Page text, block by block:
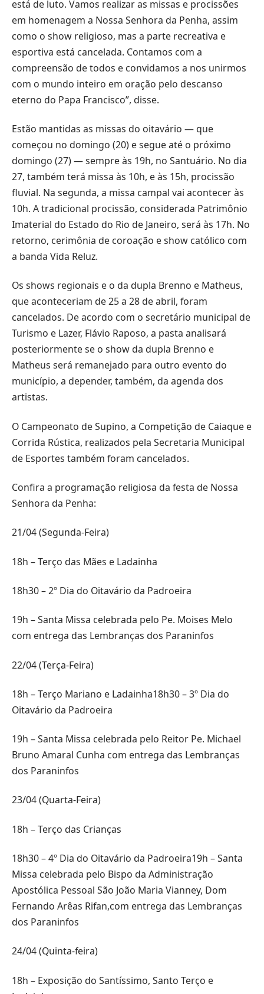
está de luto. Vamos realizar as missas e procissões
em homenagem a Nossa Senhora da Penha, assim
como o show religioso, mas a parte recreativa e
esportiva está cancelada. Contamos com a
compreensão de todos e convidamos a nos unirmos
com o mundo inteiro em oração pelo descanso
eterno do Papa Francisco”, disse.
Estão mantidas as missas do oitavário — que
começou no domingo (20) e segue até o próximo
domingo (27) — sempre às 19h, no Santuário. No dia
27, também terá missa às 10h, e às 15h, procissão
fluvial. Na segunda, a missa campal vai acontecer às
10h. A tradicional procissão, considerada Patrimônio
Imaterial do Estado do Rio de Janeiro, será às 17h. No
retorno, cerimônia de coroação e show católico com
a banda Vida Reluz.
Os shows regionais e o da dupla Brenno e Matheus,
que aconteceriam de 25 a 28 de abril, foram
cancelados. De acordo com o secretário municipal de
Turismo e Lazer, Flávio Raposo, a pasta analisará
posteriormente se o show da dupla Brenno e
Matheus será remanejado para outro evento do
município, a depender, também, da agenda dos
artistas.
O Campeonato de Supino, a Competição de Caiaque e
Corrida Rústica, realizados pela Secretaria Municipal
de Esportes também foram cancelados.
Confira a programação religiosa da festa de Nossa
Senhora da Penha:
21/04 (Segunda-Feira)
18h – Terço das Mães e Ladainha
18h30 – 2º Dia do Oitavário da Padroeira
19h – Santa Missa celebrada pelo Pe. Moises Melo
com entrega das Lembranças dos Paraninfos
22/04 (Terça-Feira)
18h – Terço Mariano e Ladainha18h30 – 3º Dia do
Oitavário da Padroeira
19h – Santa Missa celebrada pelo Reitor Pe. Michael
Bruno Amaral Cunha com entrega das Lembranças
dos Paraninfos
23/04 (Quarta-Feira)
18h – Terço das Crianças
18h30 – 4º Dia do Oitavário da Padroeira19h – Santa
Missa celebrada pelo Bispo da Administração
Apostólica Pessoal São João Maria Vianney, Dom
Fernando Arêas Rifan,com entrega das Lembranças
dos Paraninfos
24/04 (Quinta-feira)
18h – Exposição do Santíssimo, Santo Terço e